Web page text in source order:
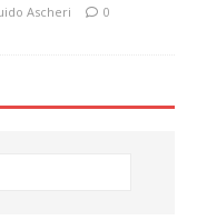
Ascheri 0